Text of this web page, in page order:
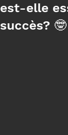
est-elle
succès? 🤓